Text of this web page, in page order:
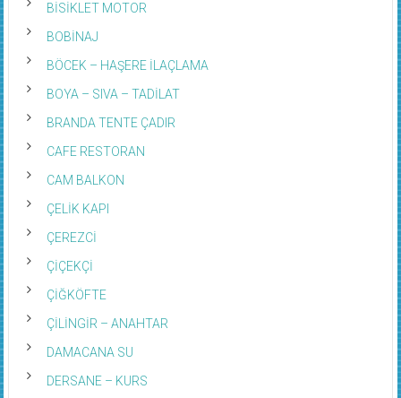
BİSİKLET MOTOR
BOBİNAJ
BÖCEK – HAŞERE İLAÇLAMA
BOYA – SIVA – TADİLAT
BRANDA TENTE ÇADIR
CAFE RESTORAN
CAM BALKON
ÇELİK KAPI
ÇEREZCİ
ÇİÇEKÇİ
ÇİĞKÖFTE
ÇİLİNGİR – ANAHTAR
DAMACANA SU
DERSANE – KURS